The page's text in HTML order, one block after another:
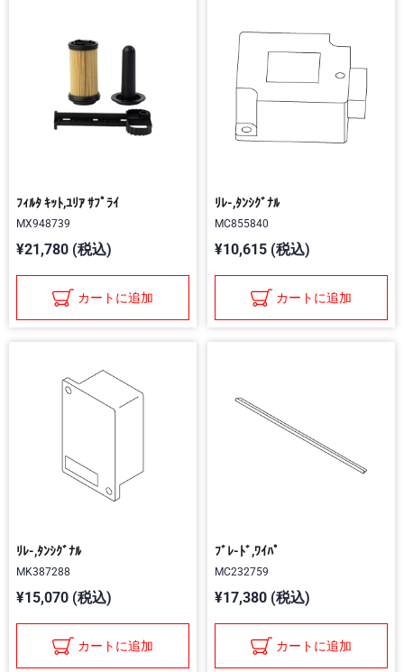
ﾌｨﾙﾀ ｷｯﾄ,ﾕﾘｱ ｻﾌﾟﾗｲ
MX948739
¥21,780 (税込)
カートに追加
ﾘﾚ-,ﾀﾝｼｸﾞﾅﾙ
MC855840
¥10,615 (税込)
カートに追加
ﾘﾚ-,ﾀﾝｼｸﾞﾅﾙ
MK387288
¥15,070 (税込)
カートに追加
ﾌﾞﾚ-ﾄﾞ,ﾜｲﾊﾟ
MC232759
¥17,380 (税込)
カートに追加